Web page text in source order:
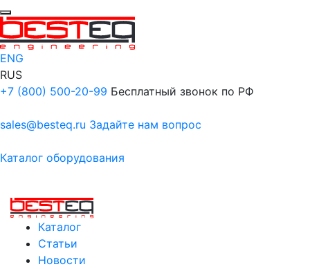
ENG
RUS
+7 (800) 500-20-99 Бесплатный звонок по РФ
sales@besteq.ru Задайте нам вопрос
Каталог оборудования
Каталог
Статьи
Новости